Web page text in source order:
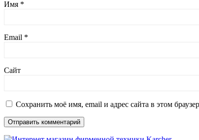
Имя *
Email *
Сайт
Сохранить моё имя, email и адрес сайта в этом